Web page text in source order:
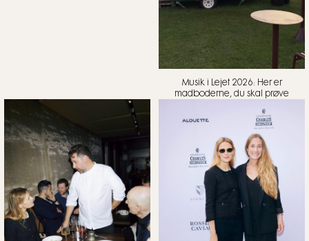
Musik i Lejet 2026: Her er
madboderne, du skal prøve